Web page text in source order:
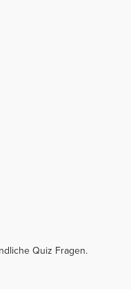
Quiz Fragen.